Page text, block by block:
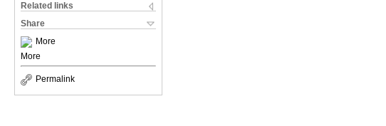
Related links
Share
More
More
Permalink